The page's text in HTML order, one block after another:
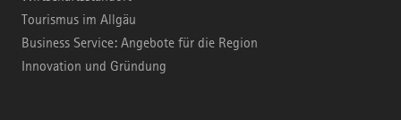
Tourismus im Allgäu
Business Service: Angebote für die Region
Innovation und Gründung